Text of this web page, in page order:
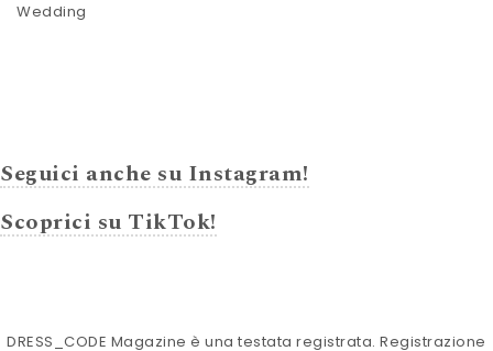
Wedding
Seguici anche su Instagram!
Scoprici su TikTok!
DRESS_CODE Magazine è una testata registrata. Registrazione